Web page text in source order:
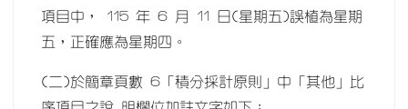
項目中， 115 年 6 月 11 日(星期五)誤植為星期
五，正確應為星期四。
(二)於簡章頁數 6「積分採計原則」中「其他」比